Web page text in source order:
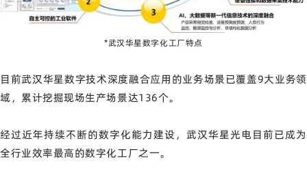
*武汉华星数字化工厂特点
目前武汉华星数字技术深度融合应用的业务场景已覆盖9大业务领
域，累计挖掘现场生产场景达136个。
经过近年持续不断的数字化能力建设，武汉华星光电目前已成为
全行业效率最高的数字化工厂之一。